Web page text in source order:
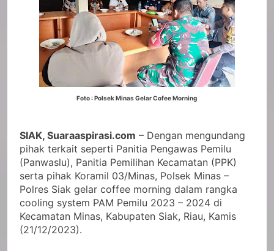
Foto : Polsek Minas Gelar Cofee Morning
SIAK, Suaraaspirasi.com – Dengan mengundang
pihak terkait seperti Panitia Pengawas Pemilu
(Panwaslu), Panitia Pemilihan Kecamatan (PPK)
serta pihak Koramil 03/Minas, Polsek Minas –
Polres Siak gelar coffee morning dalam rangka
cooling system PAM Pemilu 2023 – 2024 di
Kecamatan Minas, Kabupaten Siak, Riau, Kamis
(21/12/2023).